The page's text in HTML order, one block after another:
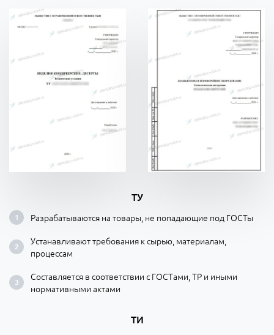
ТУ
Разрабатываются на товары, не попадающие под ГОСТы
Устанавливают требования к сырью, материалам,
процессам
Составляется в соответствии с ГОСТами, ТР и иными
нормативными актами
ТИ